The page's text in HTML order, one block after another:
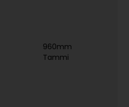
960mm
Tammi